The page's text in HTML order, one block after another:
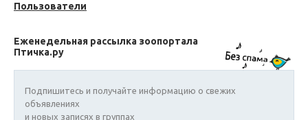
Пользователи
Еженедельная рассылка зоопортала
Птичка.ру
Подпишитесь и получайте информацию о свежих
объявлениях
и новых записях в группах